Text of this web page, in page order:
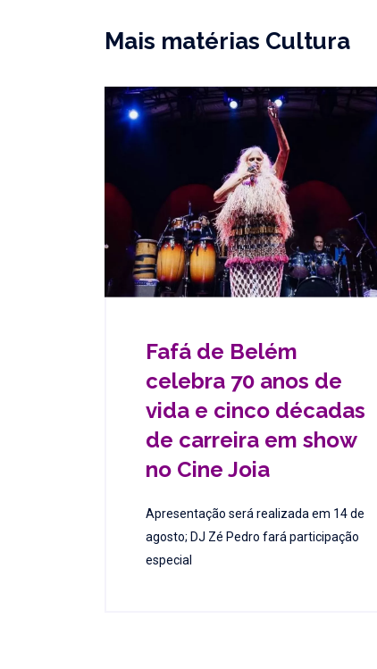
Mais matérias Cultura
Fafá de Belém
celebra 70 anos de
vida e cinco décadas
de carreira em show
no Cine Joia
Apresentação será realizada em 14 de
agosto; DJ Zé Pedro fará participação
especial